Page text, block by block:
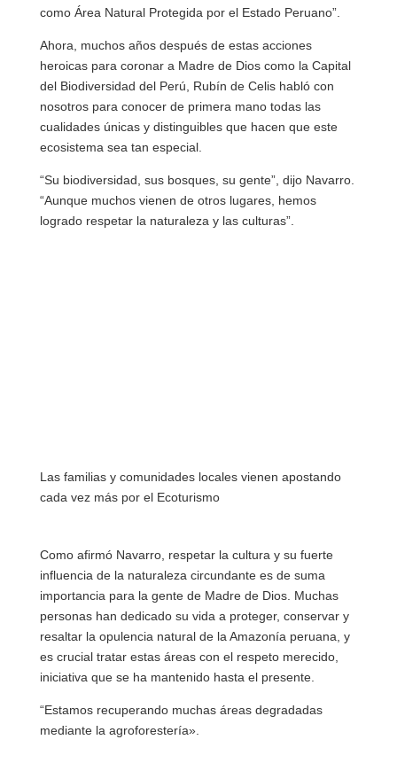
como Área Natural Protegida por el Estado Peruano”.
Ahora, muchos años después de estas acciones
heroicas para coronar a Madre de Dios como la Capital
del Biodiversidad del Perú, Rubín de Celis habló con
nosotros para conocer de primera mano todas las
cualidades únicas y distinguibles que hacen que este
ecosistema sea tan especial.
“Su biodiversidad, sus bosques, su gente”, dijo Navarro.
“Aunque muchos vienen de otros lugares, hemos
logrado respetar la naturaleza y las culturas”.
Las familias y comunidades locales vienen apostando
cada vez más por el Ecoturismo
Como afirmó Navarro, respetar la cultura y su fuerte
influencia de la naturaleza circundante es de suma
importancia para la gente de Madre de Dios. Muchas
personas han dedicado su vida a proteger, conservar y
resaltar la opulencia natural de la Amazonía peruana, y
es crucial tratar estas áreas con el respeto merecido,
iniciativa que se ha mantenido hasta el presente.
“Estamos recuperando muchas áreas degradadas
mediante la agroforestería».